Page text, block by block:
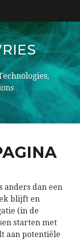
anders dan een
blijft en
(in de
starten met
aan potentiële